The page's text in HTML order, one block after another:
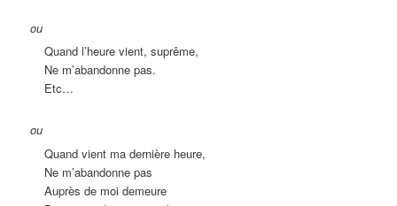
ou
Quand l’heure vient, suprême,
Ne m’abandonne pas.
Etc…
ou
Quand vient ma dernière heure,
Ne m’abandonne pas
Auprès de moi demeure